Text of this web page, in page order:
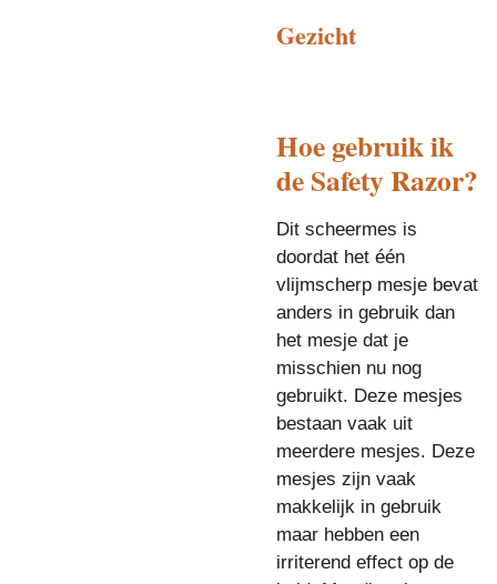
Gezicht
Hoe gebruik ik
de Safety Razor?
Dit scheermes is
doordat het één
vlijmscherp mesje bevat
anders in gebruik dan
het mesje dat je
misschien nu nog
gebruikt. Deze mesjes
bestaan vaak uit
meerdere mesjes. Deze
mesjes zijn vaak
makkelijk in gebruik
maar hebben een
irriterend effect op de